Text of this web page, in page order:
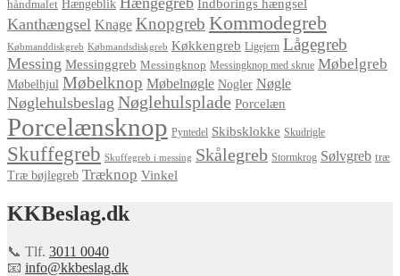
håndmalet Hængeblik Indborings hængsel
Kanthængsel Knage Knopgreb Kommodegreb
Købmanddiskgreb Købmandsdiskgreb Køkkengreb Ligejern Lågegreb
Messing Messinggreb Messingknop Messingknop med skrue Møbelgreb
Møbelhjul Møbelknop Møbelnøgle Nogler Nøgle
Nøglehulsbeslag Nøglehulsplade Porcelæn
Porcelænsknop Pyntedel Skibsklokke Skudrigle
Skuffegreb Skuffegreb i messing Skålegreb Stormkrog Sølvgreb træ
Træ bøjlegreb Træknop Vinkel
KKBeslag.dk
📞 Tlf. 3011 0040
📧 info@kkbeslag.dk